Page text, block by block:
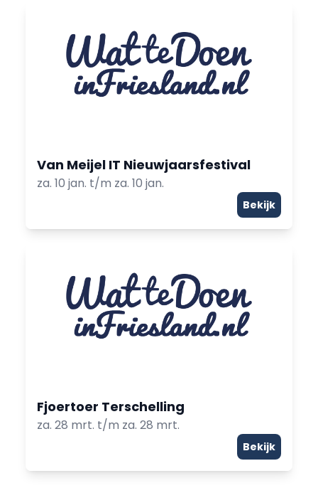
Van Meijel IT Nieuwjaarsfestival
za. 10 jan. t/m za. 10 jan.
Bekijk
Fjoertoer Terschelling
za. 28 mrt. t/m za. 28 mrt.
Bekijk